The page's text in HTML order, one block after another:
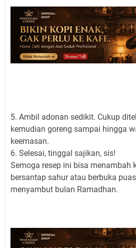
5. Ambil adonan sedikit. Cukup
kemudian goreng sampai hingga
keemasan.
6. Selesai, tinggal sajikan, sis!
Semoga resep ini bisa menambah
bersantap sahur atau berbuka
menyambut bulan Ramadhan.